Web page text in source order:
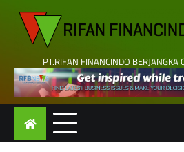
content
PT.RIFAN FINANCINDO BERJANGKA